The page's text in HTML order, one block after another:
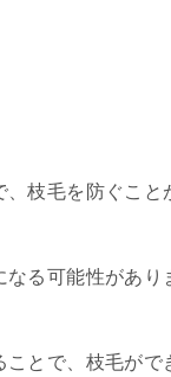
枝毛を防ぐこと
る可能性があり
とで、枝毛がで